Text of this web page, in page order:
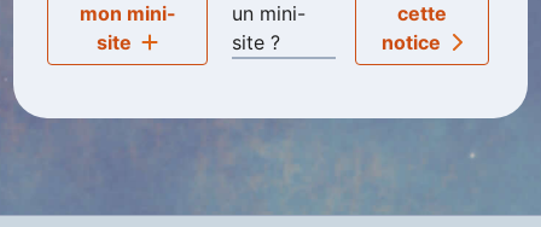
mon mini-
site
un mini-
site ?
cette
notice